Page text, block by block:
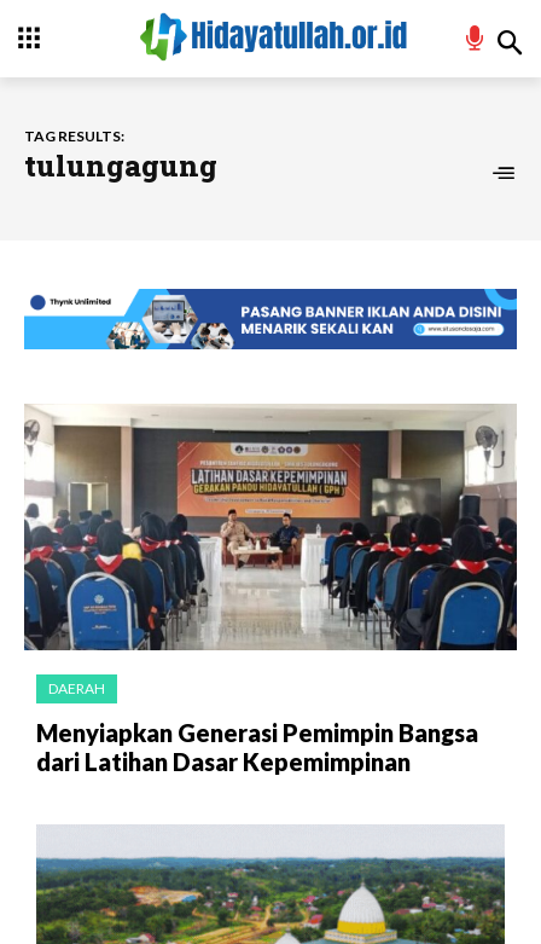
TAG RESULTS:
tulungagung
DAERAH
Menyiapkan Generasi Pemimpin Bangsa
dari Latihan Dasar Kepemimpinan